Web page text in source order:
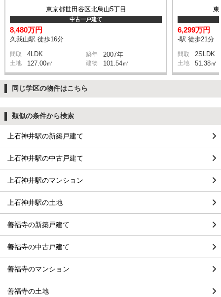
東京都世田谷区北烏山5丁目
中古一戸建て
8,480万円
久我山駅 徒歩16分
間取 4LDK 築年 2007年
土地 127.00㎡ 建物 101.54㎡
東
6,299万円
-駅 徒歩21分
間取 2SLDK
土地 51.38㎡
同じ学区の物件はこちら
類似の条件から検索
上石神井駅の新築戸建て
上石神井駅の中古戸建て
上石神井駅のマンション
上石神井駅の土地
善福寺の新築戸建て
善福寺の中古戸建て
善福寺のマンション
善福寺の土地